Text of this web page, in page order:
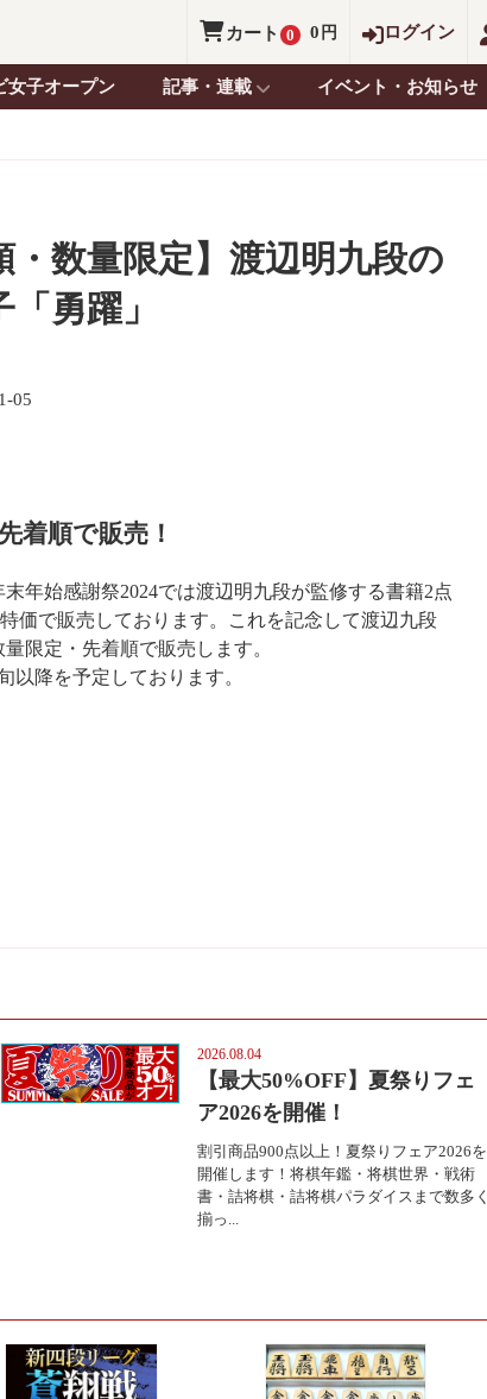
カート 0 0 円 ログイン
女子オープン 記事・連載 イベント・お知らせ
・数量限定】渡辺明九段の
勇躍」
05
着順で販売！
年始感謝祭2024では渡辺明九段が監修する書籍2点
特価で販売しております。これを記念して渡辺九段
限定・先着順で販売します。
以降を予定しております。
2026.08.04
【最大50%OFF】夏祭りフェ
ア2026を開催！
割引商品900点以上！夏祭りフェア2026を
開催します！将棋年鑑・将棋世界・戦術
書・詰将棋・詰将棋パラダイスまで数多く
揃っ...